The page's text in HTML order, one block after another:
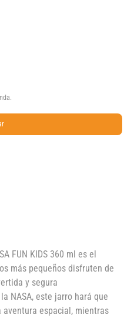
FUN KIDS 360 ml es el
más pequeños disfruten de
y segura
NASA, este jarro hará que
espacial, mientras